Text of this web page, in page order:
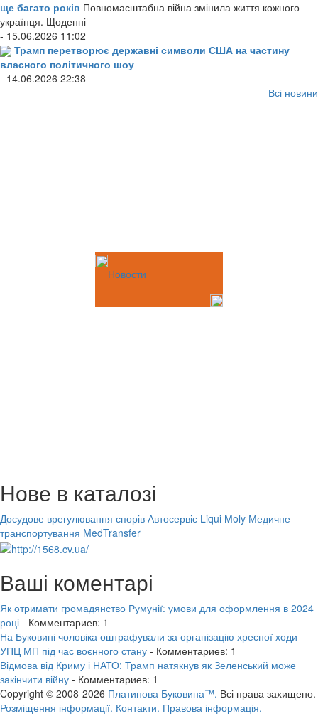
ще багато років Повномасштабна війна змінила життя кожного
українця. Щоденні
- 15.06.2026 11:02
Трамп перетворює державні символи США на частину
власного політичного шоу
- 14.06.2026 22:38
Всі новини
Новости
Нове в каталозі
Досудове врегулювання спорів Автосервіс Liqui Moly Медичне
транспортування MedTransfer
Ваші коментарі
Як отримати громадянство Румунії: умови для оформлення в 2024
році - Комментариев: 1
На Буковині чоловіка оштрафували за організацію хресної ходи
УПЦ МП під час воєнного стану - Комментариев: 1
Відмова від Криму і НАТО: Трамп натякнув як Зеленський може
закінчити війну - Комментариев: 1
Copyright © 2008-2026 Платинова Буковина™. Всі права захищено.
Розміщення інформації. Контакти. Правова інформація.